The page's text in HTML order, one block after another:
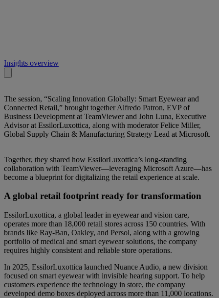
Insights overview
The session, “Scaling Innovation Globally: Smart Eyewear and
Connected Retail,” brought together Alfredo Patron, EVP of
Business Development at TeamViewer and John Luna, Executive
Advisor at EssilorLuxottica, along with moderator Felice Miller,
Global Supply Chain & Manufacturing Strategy Lead at Microsoft.
Together, they shared how EssilorLuxottica’s long-standing
collaboration with TeamViewer—leveraging Microsoft Azure—has
become a blueprint for digitalizing the retail experience at scale.
A global retail footprint ready for transformation
EssilorLuxottica, a global leader in eyewear and vision care,
operates more than 18,000 retail stores across 150 countries. With
brands like Ray-Ban, Oakley, and Persol, along with a growing
portfolio of medical and smart eyewear solutions, the company
requires highly consistent and reliable store operations.
In 2025, EssilorLuxottica launched Nuance Audio, a new division
focused on smart eyewear with invisible hearing support. To help
customers experience the technology in store, the company
developed demo boxes deployed across more than 11,000 locations.